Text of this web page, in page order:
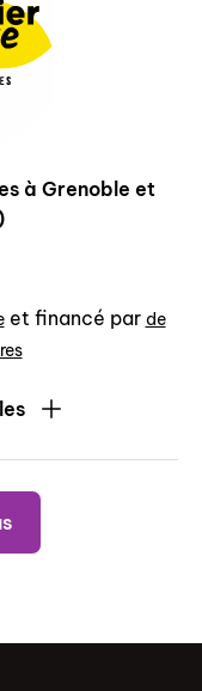
à Grenoble et
et financé par de